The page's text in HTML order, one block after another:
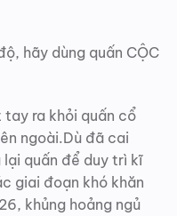
hãy dùng quấn CỘC
ra khỏi quấn cổ
ngoài.Dù đã cai
lại quấn để duy trì kĩ
giai đoạn khó khăn
khủng hoảng ngủ